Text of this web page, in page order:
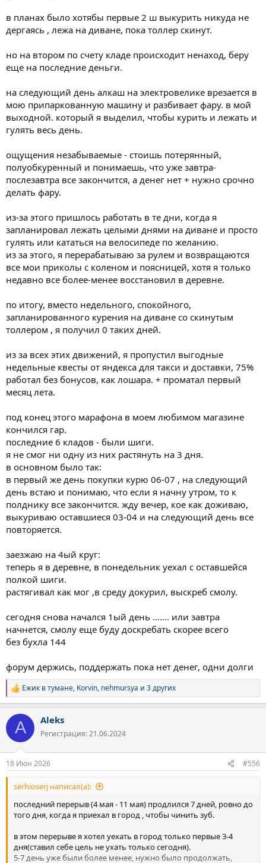
в планах было хотябы первые 2 ш выкурить никуда не
дергаясь , лежа на диване, пока толлер скинут.
но на втором по счету кладе происходит ненаход, беру
еще на последние деньги.
на следующий день алкаш на электровелике врезается в
мою припаркованную машину и разбивает фару. в мой
выходной. который я выделил, чтобы курить и лежать и
гулять весь день.
ощущения незабываемые - стоишь потерянный,
полуобкуренный и понимаешь, что уже завтра-
послезавтра все закончится, а денег нет + нужно срочно
делать фару.
из-за этого пришлось работать в те дни, когда я
запланировал лежать целыми днями на диване и просто
гулять или кататься на велосипеде по желанию.
из за этого, я перерабатываю за рулем и возвращаются
все мои приколы с коленом и поясницей, хотя я только
недавно все более-менее восстановил в деревне.
по итогу, вместо недельного, спокойного,
запланированного курения на диване со скинутым
толлером , я получил 0 таких дней.
из за всех этих движений, я пропустил выгодные
недельные квесты от яндекса для такси и доставки, 75%
работал без бонусов, как лошара. + проматал первый
месяц лета.
под конец этого марафона в моем любимом магазине
кончился гар.
последние 6 кладов - были шиги.
я не смог ни одну из них растянуть на 3 дня.
в основном было так:
в первый же день покупки курю 06-07 , на следующий
день встаю и понимаю, что если я начну утром, то к
полднику все закончится. жду вечер, кое как доживаю,
выкуриваю оставшиеся 03-04 и на следующий день все
повторяется.
заезжаю на 4ый круг:
теперь я в деревне, в понедельник уехал с оставшейся
полкой шиги.
растягивал как мог ,в среду докурил, выскреб смолу.
сегодня снова начался 1ый день ....... или завтра
начнется, смолу еще буду доскребать скорее всего
без бухла 144
форум держись, поддержать пока нет денег, одни долги
Р
е
к
и
Ежик в тумане, Korvin, nehmursya и 3 других
A Aleks
Регистрация: 21.06.2024
18 Июн 2026 #556
serhioserj написал(а):
последний перерыв (4 мая - 11 мая) продлился 7 дней, ровно до
того дня, когда я приехал в город , чтобы чинить зуб.
в этом перерыве я хотел уехать в город только первые 3-4
дня(ставил себе цель не ухать только сегодня).
5-7 день уже были более менее, нужно было продолжать,